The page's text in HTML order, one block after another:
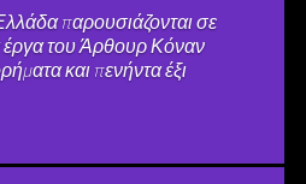
παρουσιάζονται σε
έργα του Άρθουρ Κόναν
και πενήντα έξι